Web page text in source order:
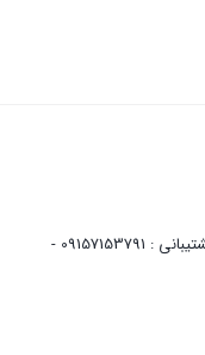
واحد پشتیبانی مشتریان : 05135092741 - واحد پشتیبانی : 09157153791 -